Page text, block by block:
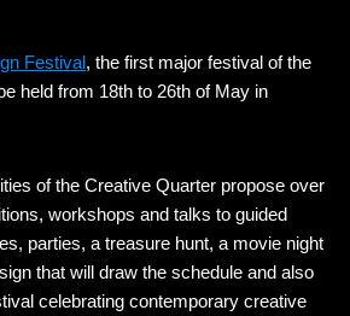
Festival, the first major festival of the
held from 18th to 26th of May in
of the Creative Quarter propose over
workshops and talks to guided
parties, a treasure hunt, a movie night
that will draw the schedule and also
celebrating contemporary creative